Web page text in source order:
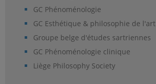
GC Phénoménologie
GC Esthétique & philosophie de l'art
Groupe belge d'études sartriennes
GC Phénoménologie clinique
Liège Philosophy Society